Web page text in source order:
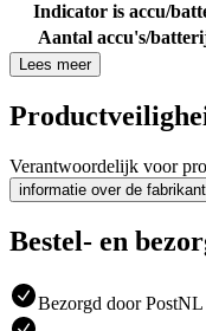
Indicator is accu/
Aantal accu's/
Lees meer
Verantwoordelijk voor
informatie over de fabrikant
Bestel- en
Bezorgd door PostNL